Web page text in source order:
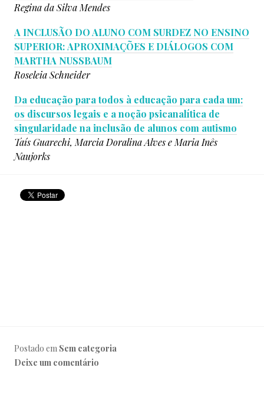
Regina da Silva Mendes
A INCLUSÃO DO ALUNO COM SURDEZ NO ENSINO
SUPERIOR: APROXIMAÇÕES E DIÁLOGOS COM
MARTHA NUSSBAUM
Roseleia Schneider
Da educação para todos à educação para cada um:
os discursos legais e a noção psicanalítica de
singularidade na inclusão de alunos com autismo
Taís Guarechi, Marcia Doralina Alves e Maria Inês
Naujorks
Postado em Sem categoria
Deixe um comentário